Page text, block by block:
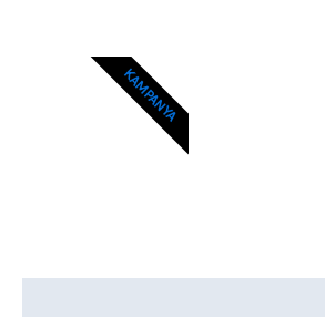
KAMPANYA